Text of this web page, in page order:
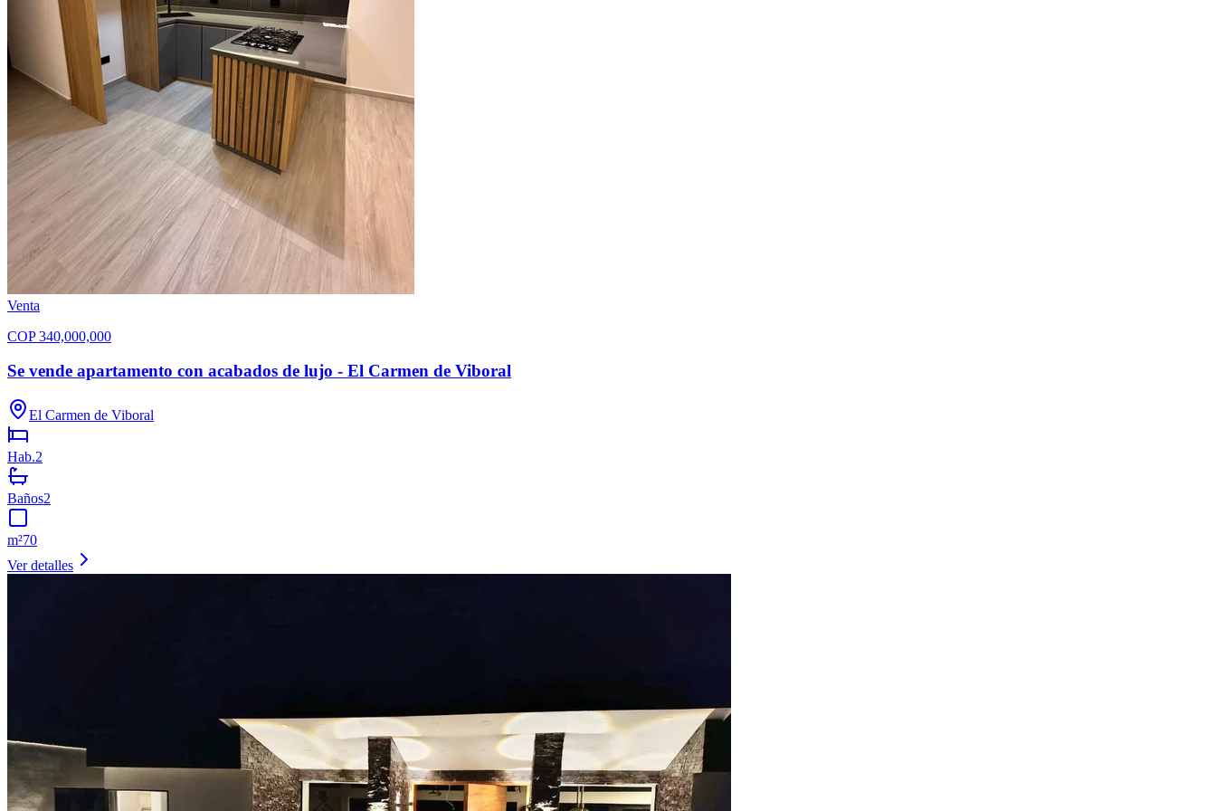
Venta
COP 340,000,000
Se vende apartamento con acabados de lujo - El Carmen de Viboral
El Carmen de Viboral
Hab.2
Baños2
m²70
Ver detalles